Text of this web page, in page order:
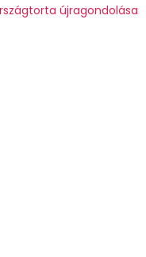
újragondolása